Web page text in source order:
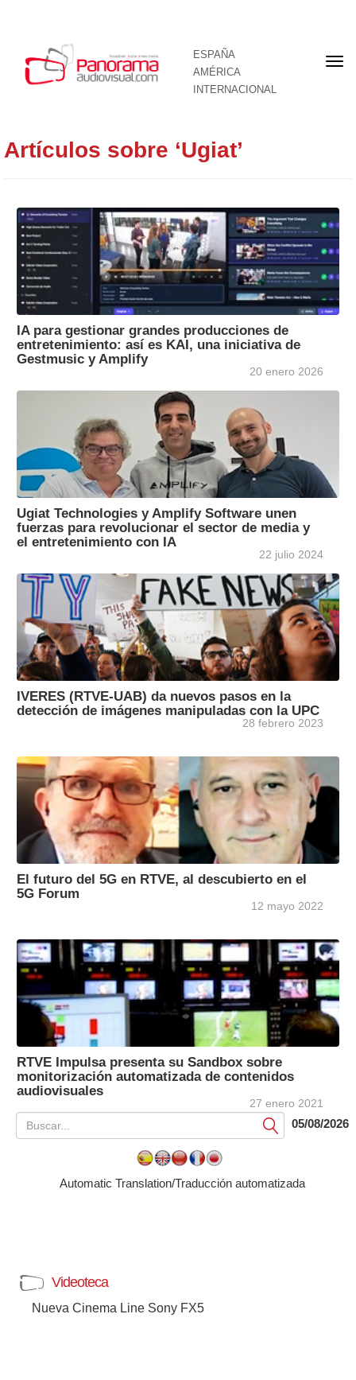
ESPAÑA
AMÉRICA
INTERNACIONAL
Artículos sobre ‘Ugiat’
IA para gestionar grandes producciones de
entretenimiento: así es KAI, una iniciativa de
Gestmusic y Amplify
20 enero 2026
Ugiat Technologies y Amplify Software unen
fuerzas para revolucionar el sector de media y
el entretenimiento con IA
22 julio 2024
IVERES (RTVE-UAB) da nuevos pasos en la
detección de imágenes manipuladas con la UPC
28 febrero 2023
El futuro del 5G en RTVE, al descubierto en el
5G Forum
12 mayo 2022
RTVE Impulsa presenta su Sandbox sobre
monitorización automatizada de contenidos
audiovisuales
27 enero 2021
Submit05/08/2026
Automatic Translation/Traducción automatizada
Videoteca
Nueva Cinema Line Sony FX5